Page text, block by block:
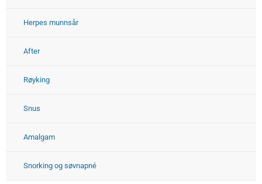
Herpes munnsår
After
Røyking
Snus
Amalgam
Snorking og søvnapné